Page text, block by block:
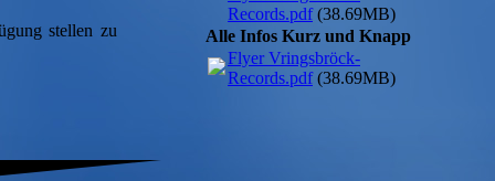
stellen zu
Records.pdf(38.69MB)
Alle Infos Kurz und Knapp
Flyer Vringsbröck-
Records.pdf(38.69MB)